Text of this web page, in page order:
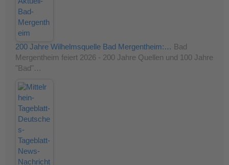
200 Jahre Wilhelmsquelle Bad Mergentheim:… Bad
Mergentheim feiert 2026 - 200 Jahre Quellen und 100 Jahre
"Bad"…